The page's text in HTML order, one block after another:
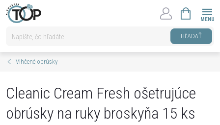
Prejsť
na
HĽADAŤ
KOŠÍK
Vlhčené obrúsky
Cleanic Cream Fresh ošetrujúce
obrúsky na ruky broskyňa 15 ks